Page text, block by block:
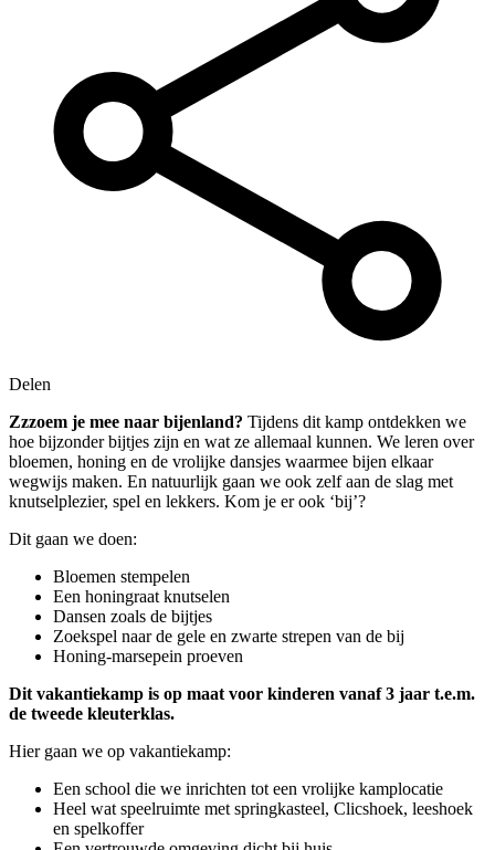
Delen
Zzzoem je mee naar bijenland? Tijdens dit kamp ontdekken we
hoe bijzonder bijtjes zijn en wat ze allemaal kunnen. We leren over
bloemen, honing en de vrolijke dansjes waarmee bijen elkaar
wegwijs maken. En natuurlijk gaan we ook zelf aan de slag met
knutselplezier, spel en lekkers. Kom je er ook ‘bij’?
Dit gaan we doen:
Bloemen stempelen
Een honingraat knutselen
Dansen zoals de bijtjes
Zoekspel naar de gele en zwarte strepen van de bij
Honing-marsepein proeven
Dit vakantiekamp is op maat voor kinderen vanaf 3 jaar t.e.m.
de tweede kleuterklas.
Hier gaan we op vakantiekamp:
Een school die we inrichten tot een vrolijke kamplocatie
Heel wat speelruimte met springkasteel, Clicshoek, leeshoek
en spelkoffer